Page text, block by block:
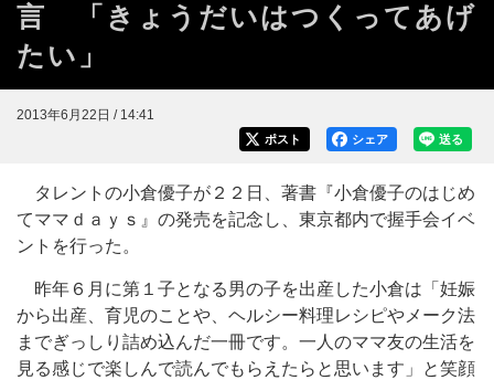
言 「きょうだいはつくってあげ
たい」
2013年6月22日 / 14:41
送る
シェア
ポスト
タレントの小倉優子が２２日、著書『小倉優子のはじめ
てママｄａｙｓ』の発売を記念し、東京都内で握手会イベ
ントを行った。
昨年６月に第１子となる男の子を出産した小倉は「妊娠
から出産、育児のことや、ヘルシー料理レシピやメーク法
までぎっしり詰め込んだ一冊です。一人のママ友の生活を
見る感じで楽しんで読んでもらえたらと思います」と笑顔